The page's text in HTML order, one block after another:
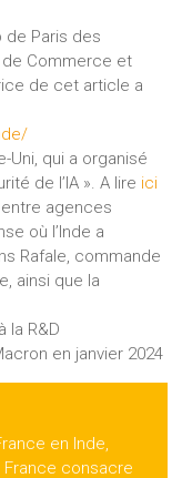
de Paris des
de Commerce et
de cet article a
Uni, qui a organisé
de l’IA ». A lire ici
agences
où l’Inde a
Rafale, commande
ainsi que la
la R&D
en janvier 2024
en Inde,
France consacre